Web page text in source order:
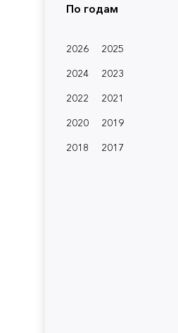
По годам
2026
2025
2024
2023
2022
2021
2020
2019
2018
2017